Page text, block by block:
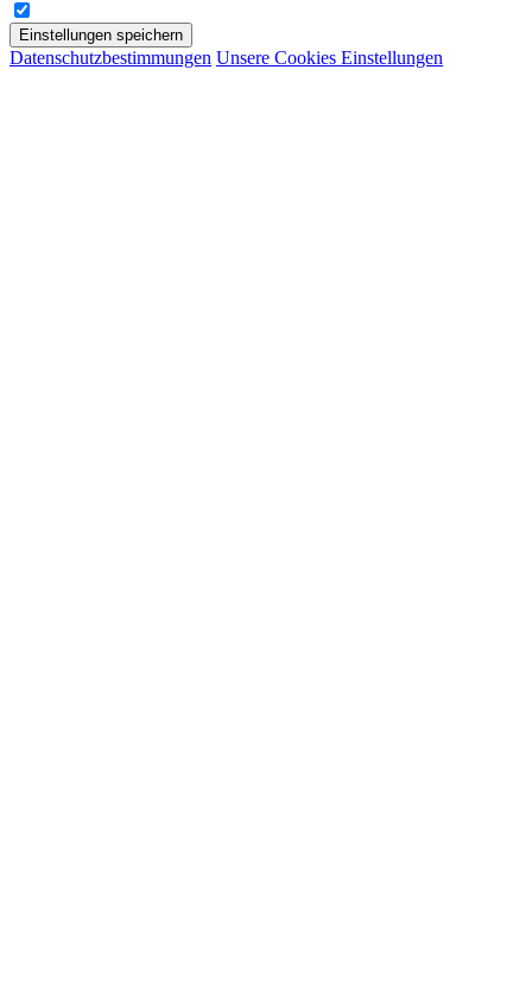
Einstellungen speichern
Datenschutzbestimmungen Unsere Cookies Einstellungen